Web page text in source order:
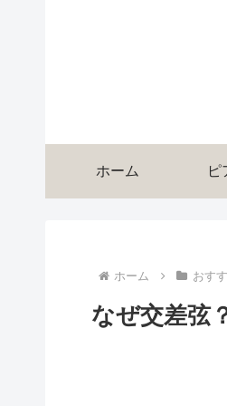
ホーム ピ
ホーム おす
なぜ交差弦